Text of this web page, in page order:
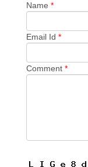
Name *
Email Id *
Comment *